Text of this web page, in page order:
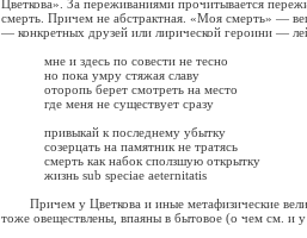
Цветкова». За переживаниями прочитывается
смерть. Причем не абстрактная. «Моя смерть» —
— конкретных друзей или лирической героини —
мне и здесь по совести не тесно
но пока умру стяжая славу
оторопь берет смотреть на место
где меня не существует сразу
привыкай к последнему убытку
созерцать на памятник не тратясь
смерть как набок сползшую открытку
жизнь sub speciae aeternitatis
Причем у Цветкова и иные метафизические
тоже овеществлены, впаяны в бытовое (о чем см. и у